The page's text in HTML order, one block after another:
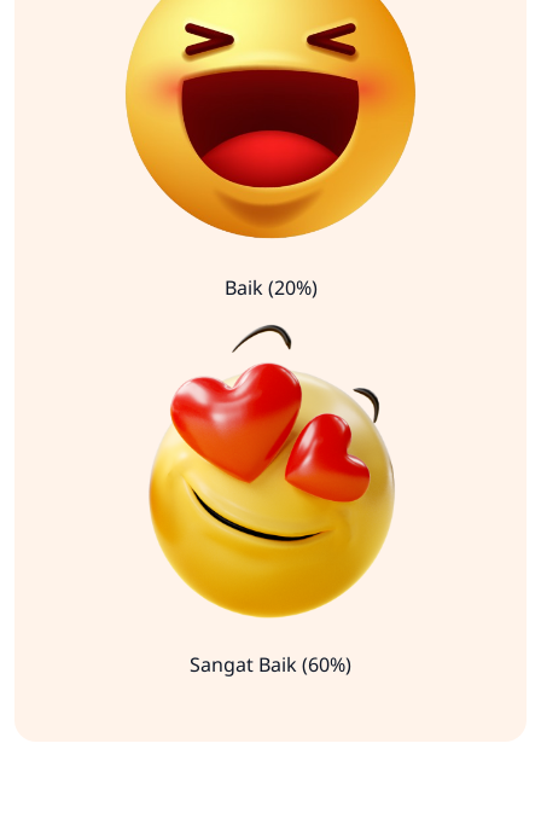
Baik (20%)
Sangat Baik (60%)